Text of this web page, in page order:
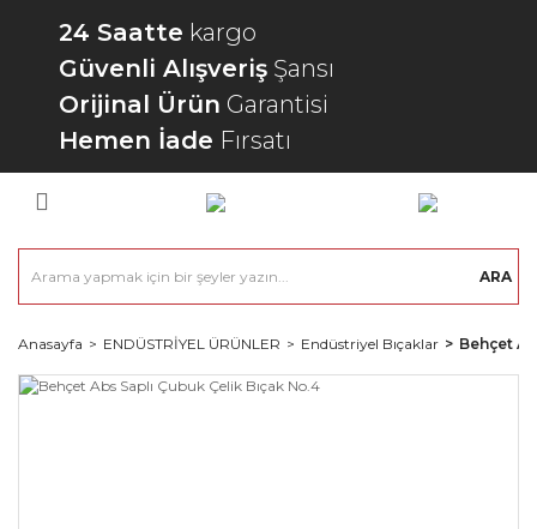
24 Saatte kargo
Güvenli Alışveriş Şansı
Orijinal Ürün Garantisi
Hemen İade Fırsatı
ARA
Anasayfa ENDÜSTRİYEL ÜRÜNLER Endüstriyel Bıçaklar Behçet